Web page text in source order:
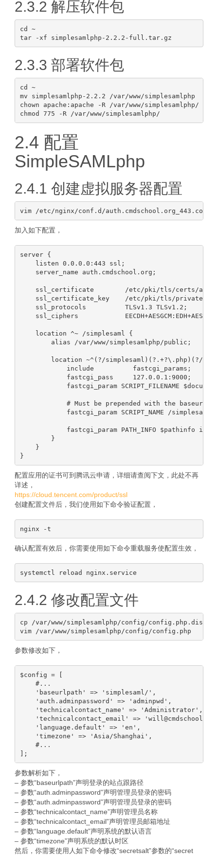
2.3.2 解压软件包
cd ~
2.3.3 部署软件包
cd ~
mv simplesamlphp-2.2.2 /var/www/simplesamlphp
chown apache:apache -R /var/www/simplesamlphp/
2.4 配置
SimpleSAMLphp
2.4.1 创建虚拟服务器配置
加入如下配置，
server {
    listen 0.0.0.0:443 ssl;
    server_name auth.cmdschool.org;
ssl_certificate        /etc/pki/tls/certs/
ssl_certificate_key    /etc/pki/tls/private/
    ssl_protocols          TLSv1.3 TLSv1.2;
    ssl_ciphers            EECDH+AESGCM:EDH+AESGCM;
    location ^~ /simplesaml {
        alias /var/www/simplesamlphp/public;
location ~^(?/simplesaml)(?.+?\.php)(?/
            include          fastcgi_params;
            fastcgi_pass     127.0.0.1:9000;
fastcgi_param SCRIPT_FILENAME
# Must be prepended with the
fastcgi_param SCRIPT_NAME /
fastcgi_param PATH_INFO $pathinfo
        }
    }
配置应用的证书可到腾讯云申请，详细请查阅下文，此处不再
详述，
https://cloud.tencent.com/product/ssl
创建配置文件后，我们使用如下命令验证配置，
确认配置有效后，你需要使用如下命令重载服务使配置生效，
2.4.2 修改配置文件
cp /var/www/simplesamlphp/config/config.php.dist /
参数修改如下，
$config = [
    #...
    'baseurlpath' => 'simplesaml/',
    'auth.adminpassword' => 'adminpwd',
    'technicalcontact_name' => 'Administrator',
'technicalcontact_email' =>
    'language.default' => 'en',
    'timezone' => 'Asia/Shanghai',
    #...
参数解析如下，
– 参数“baseurlpath”声明登录的站点跟路径
– 参数“auth.adminpassword”声明管理员登录的密码
– 参数“auth.adminpassword”声明管理员登录的密码
– 参数“technicalcontact_name”声明管理员名称
– 参数“technicalcontact_email”声明管理员邮箱地址
– 参数“language.default”声明系统的默认语言
– 参数“timezone”声明系统的默认时区
然后，你需要使用人如下命令修改“secretsalt”参数的“secret